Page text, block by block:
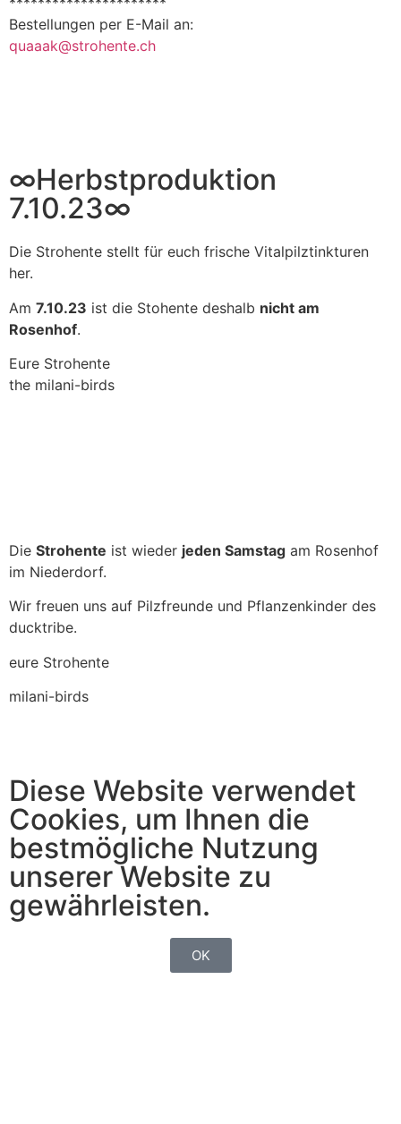
Bestellungen per E-Mail an:
quaaak@strohente.ch
∞Herbstproduktion
7.10.23∞
Die Strohente stellt für euch frische Vitalpilztinkturen
her.
Am 7.10.23 ist die Stohente deshalb nicht am
Rosenhof.
Eure Strohente
the milani-birds
Die Strohente ist wieder jeden Samstag am Rosenhof
im Niederdorf.
Wir freuen uns auf Pilzfreunde und Pflanzenkinder des
ducktribe.
eure Strohente
milani-birds
Diese Website verwendet
Cookies, um Ihnen die
bestmögliche Nutzung
unserer Website zu
gewährleisten.
OK